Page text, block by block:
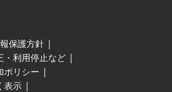
保護方針
・利用停止など
ポリシー
表示